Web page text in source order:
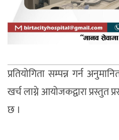
प्रतियोगिता सम्पन्न गर्न
खर्च लाग्ने आयोजकद्वारा प्रस्तुत
छ ।